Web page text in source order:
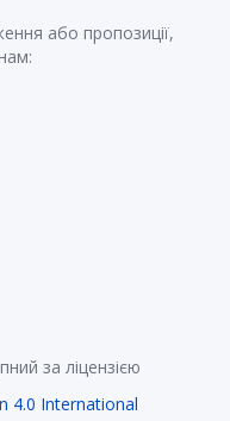
або пропозиції,
за ліцензією
4.0 International